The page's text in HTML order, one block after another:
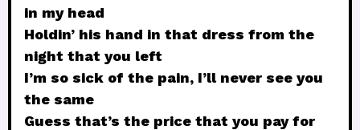
in my head
Holdin’ his hand in that dress from the
night that you left
I’m so sick of the pain, I’ll never see you
the same
Guess that’s the price that you pay for